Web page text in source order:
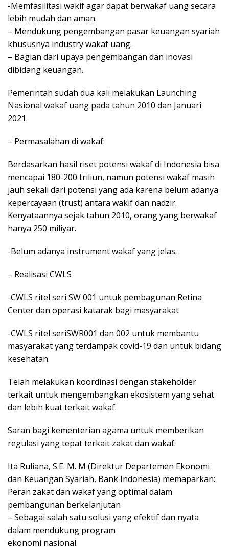
-Memfasilitasi wakif agar dapat berwakaf uang secara
lebih mudah dan aman.
– Mendukung pengembangan pasar keuangan syariah
khususnya industry wakaf uang.
– Bagian dari upaya pengembangan dan inovasi
dibidang keuangan.
Pemerintah sudah dua kali melakukan Launching
Nasional wakaf uang pada tahun 2010 dan Januari
2021.
– Permasalahan di wakaf:
Berdasarkan hasil riset potensi wakaf di Indonesia bisa
mencapai 180-200 triliun, namun potensi wakaf masih
jauh sekali dari potensi yang ada karena belum adanya
kepercayaan (trust) antara wakif dan nadzir.
Kenyataannya sejak tahun 2010, orang yang berwakaf
hanya 250 miliyar.
-Belum adanya instrument wakaf yang jelas.
– Realisasi CWLS
-CWLS ritel seri SW 001 untuk pembagunan Retina
Center dan operasi katarak bagi masyarakat
-CWLS ritel seriSWR001 dan 002 untuk membantu
masyarakat yang terdampak covid-19 dan untuk bidang
kesehatan.
Telah melakukan koordinasi dengan stakeholder
terkait untuk mengembangkan ekosistem yang sehat
dan lebih kuat terkait wakaf.
Saran bagi kementerian agama untuk memberikan
regulasi yang tepat terkait zakat dan wakaf.
Ita Ruliana, S.E. M. M (Direktur Departemen Ekonomi
dan Keuangan Syariah, Bank Indonesia) memaparkan:
Peran zakat dan wakaf yang optimal dalam
pembangunan berkelanjutan
– Sebagai salah satu solusi yang efektif dan nyata
dalam mendukung program
ekonomi nasional.